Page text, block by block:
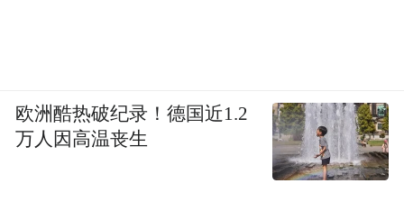
欧洲酷热破纪录！德国近1.2
万人因高温丧生